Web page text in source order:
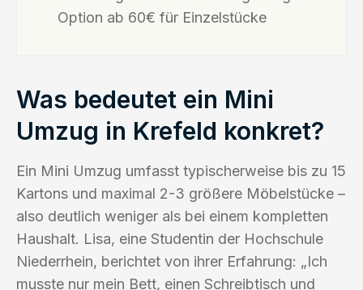
Option ab 60€ für Einzelstücke
Was bedeutet ein Mini
Umzug in Krefeld konkret?
Ein Mini Umzug umfasst typischerweise bis zu 15
Kartons und maximal 2-3 größere Möbelstücke –
also deutlich weniger als bei einem kompletten
Haushalt. Lisa, eine Studentin der Hochschule
Niederrhein, berichtet von ihrer Erfahrung: „Ich
musste nur mein Bett, einen Schreibtisch und